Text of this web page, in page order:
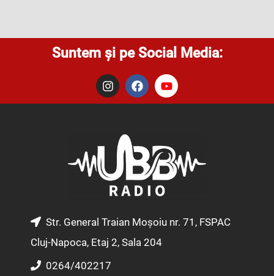
Suntem și pe Social Media:
I
n
s
m
F
a
c
o
k
Y
o
u
e
Str. General Traian Moșoiu nr. 71, FSPAC
Cluj-Napoca, Etaj 2, Sala 204
0264/402217